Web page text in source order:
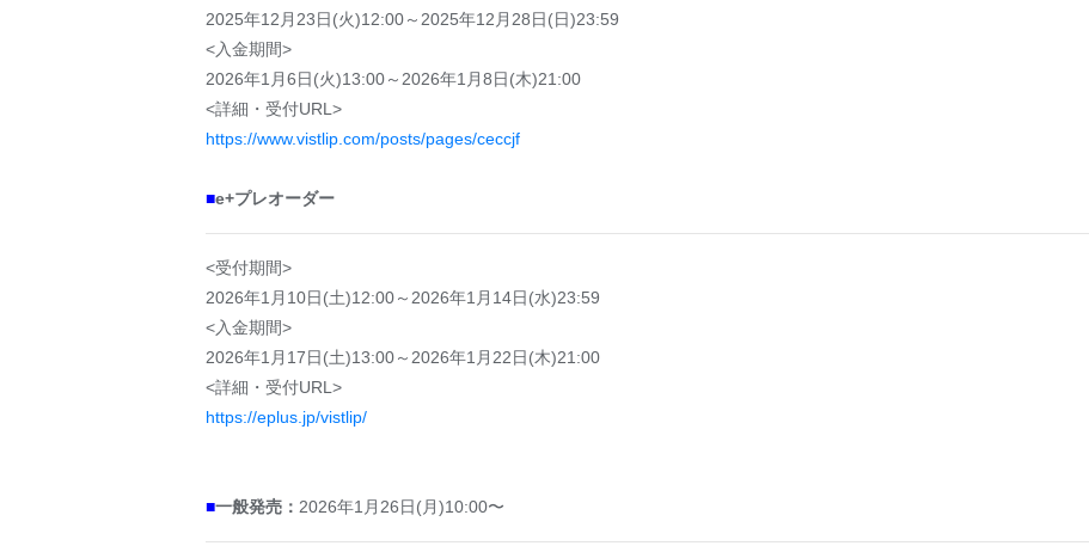
2025年12月23日(火)12:00～2025年12月28日(日)23:59
<入金期間>
2026年1月6日(火)13:00～2026年1月8日(木)21:00
<詳細・受付URL>
https://www.vistlip.com/posts/pages/ceccjf
■e+プレオーダー
<受付期間>
2026年1月10日(土)12:00～2026年1月14日(水)23:59
<入金期間>
2026年1月17日(土)13:00～2026年1月22日(木)21:00
<詳細・受付URL>
https://eplus.jp/vistlip/
■一般発売： 2026年1月26日(月)10:00〜